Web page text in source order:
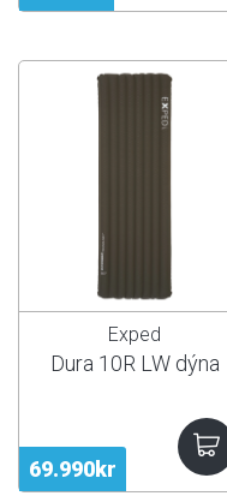
69.990kr
Exped
Dura 10R LW dýna